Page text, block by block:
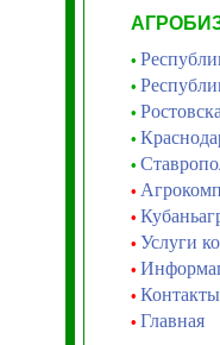
•
•
•
•
•
•
•
• Услуги
•
• Контакты
• Главная